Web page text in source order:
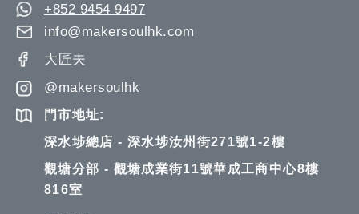
+852 9454 9497
info@makersoulhk.com
大匠夫
@makersoulhk
門市地址:
深水埗總店 - 深水埗汝州街271號1-2樓
觀塘分部 - 觀塘成業街11號華成工商中心8樓
816室